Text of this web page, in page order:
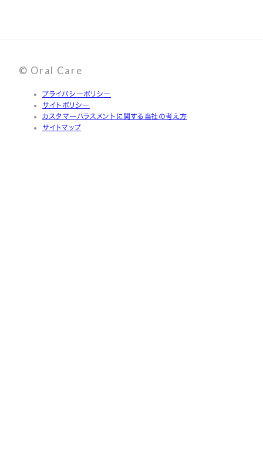
© Oral Care
プライバシーポリシー
サイトポリシー
カスタマーハラスメントに関する当社の考え方
サイトマップ